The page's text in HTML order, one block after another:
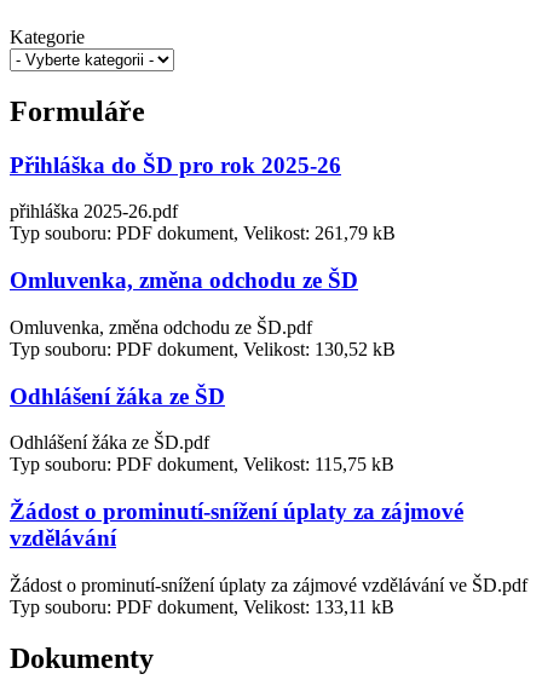
Kategorie
Formuláře
Přihláška do ŠD pro rok 2025-26
přihláška 2025-26.pdf
Typ souboru: PDF dokument, Velikost: 261,79 kB
Omluvenka, změna odchodu ze ŠD
Omluvenka, změna odchodu ze ŠD.pdf
Typ souboru: PDF dokument, Velikost: 130,52 kB
Odhlášení žáka ze ŠD
Odhlášení žáka ze ŠD.pdf
Typ souboru: PDF dokument, Velikost: 115,75 kB
Žádost o prominutí-snížení úplaty za zájmové
vzdělávání
Žádost o prominutí-snížení úplaty za zájmové vzdělávání ve ŠD.pdf
Typ souboru: PDF dokument, Velikost: 133,11 kB
Dokumenty